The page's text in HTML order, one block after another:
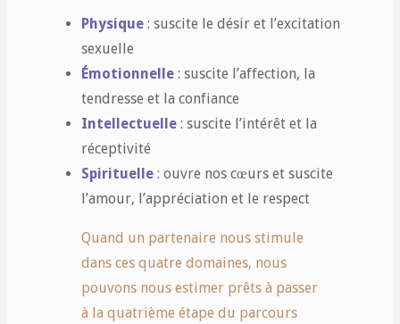
Physique : suscite le désir et l’excitation
sexuelle
Émotionnelle : suscite l’affection, la
tendresse et la confiance
Intellectuelle : suscite l’intérêt et la
réceptivité
Spirituelle : ouvre nos cœurs et suscite
l’amour, l’appréciation et le respect
Quand un partenaire nous stimule
dans ces quatre domaines, nous
pouvons nous estimer prêts à passer
à la quatrième étape du parcours